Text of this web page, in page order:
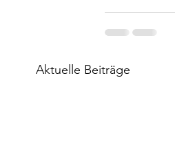
Aktuelle Beiträge